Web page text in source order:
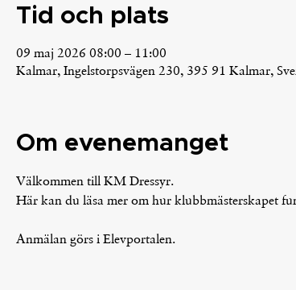
Tid och plats
09 maj 2026 08:00 – 11:00
Kalmar, Ingelstorpsvägen 230, 395 91 Kalmar,
Om evenemanget
Välkommen till KM Dressyr.
Här kan du läsa mer om hur klubbmästerskapet
Anmälan görs i Elevportalen.